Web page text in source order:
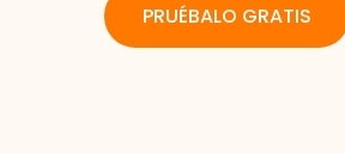
PRUÉBALO GRATIS